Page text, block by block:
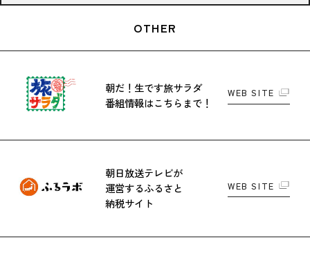
OTHER
朝だ！生です旅サラダ
番組情報はこちらまで！
WEB SITE
朝日放送テレビが
運営するふるさと
納税サイト
WEB SITE